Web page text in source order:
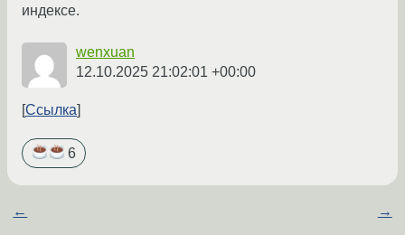
индексе.
wenxuan
12.10.2025 21:02:01 +00:00
Ссылка
6
← →